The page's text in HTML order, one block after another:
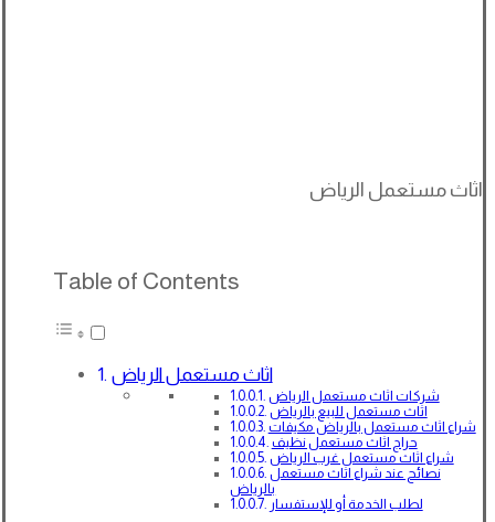
اثاث مستعمل الرياض
Table of Contents
اثاث مستعمل الرياض
شركات اثاث مستعمل الرياض
اثاث مستعمل للبيع بالرياض
شراء اثاث مستعمل بالرياض مكيفات
حراج اثاث مستعمل نظيف
شراء اثاث مستعمل غرب الرياض
نصائح عند شراء اثاث مستعمل
بالرياض
لطلب الخدمة أو للإستفسار